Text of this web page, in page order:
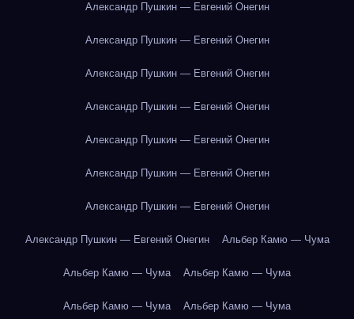
Александр Пушкин — Евгений Онегин
Александр Пушкин — Евгений Онегин
Александр Пушкин — Евгений Онегин
Александр Пушкин — Евгений Онегин
Александр Пушкин — Евгений Онегин
Александр Пушкин — Евгений Онегин
Александр Пушкин — Евгений Онегин
Александр Пушкин — Евгений Онегин Альбер Камю — Чума
Альбер Камю — Чума Альбер Камю — Чума
Альбер Камю — Чума Альбер Камю — Чума